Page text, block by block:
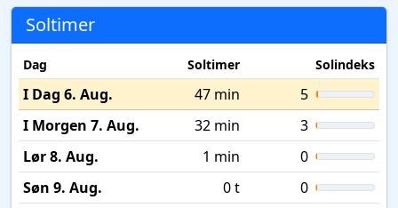
Soltimer
Dag Soltimer Solindeks
I Dag 6. Aug. 47 min
5
I Morgen 7. Aug.
32 min
3
Lør 8. Aug.
1 min
0
Søn 9. Aug.
0 t
0